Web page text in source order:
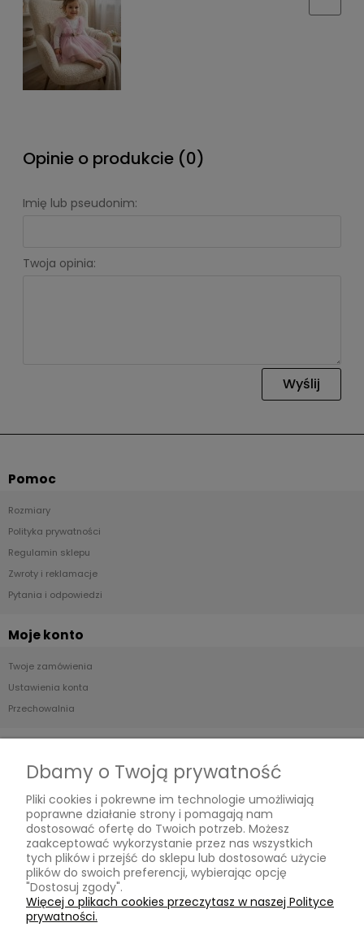
Opinie o produkcie (0)
Imię lub pseudonim:
Twoja opinia:
Wyślij
Pomoc
Rozmiary
Polityka prywatności
Regulamin sklepu
Zwroty i reklamacje
Pytania i odpowiedzi
Moje konto
Twoje zamówienia
Ustawienia konta
Przechowalnia
Formy płatności
Czas i koszty dostawy
Czas realizacji zamówienia
Informacje
Dbamy o Twoją prywatność
Pliki cookies i pokrewne im technologie umożliwiają
poprawne działanie strony i pomagają nam
dostosować ofertę do Twoich potrzeb. Możesz
zaakceptować wykorzystanie przez nas wszystkich
tych plików i przejść do sklepu lub dostosować użycie
plików do swoich preferencji, wybierając opcję
"Dostosuj zgody".
Więcej o plikach cookies przeczytasz w naszej Polityce
prywatności.